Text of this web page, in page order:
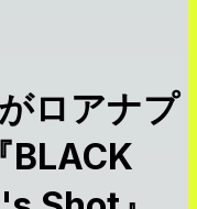
ロアナプ
BLACK